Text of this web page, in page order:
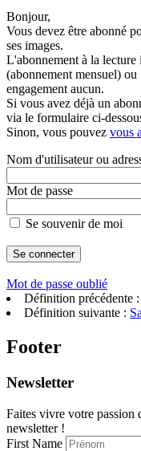
Bonjour,
Vous devez être abonné
ses images.
L'abonnement à la lecture
(abonnement mensuel)
engagement aucun.
Si vous avez déjà un
via le formulaire ci-
Sinon, vous pouvez vous
Nom d'utilisateur ou
Mot de passe
Se souvenir de moi
Mot de passe oublié
Définition précédente :
Définition suivante :
Footer
Newsletter
Faites vivre votre passion
newsletter !
First Name